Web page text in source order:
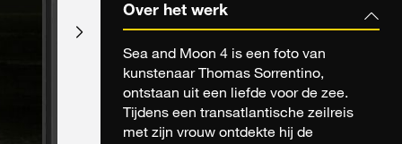
Over het werk
Sea and Moon 4 is een foto van
kunstenaar Thomas Sorrentino,
ontstaan uit een liefde voor de zee.
Tijdens een transatlantische zeilreis
met zijn vrouw ontdekte hij de